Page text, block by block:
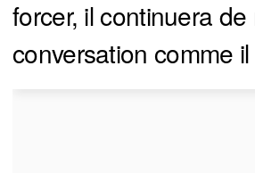
forcer, il continuera
conversation comme il